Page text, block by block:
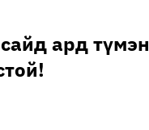
ард